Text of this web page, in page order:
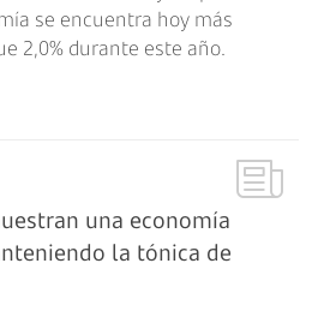
se encuentra hoy más
2,0% durante este año.
una economía
la tónica de